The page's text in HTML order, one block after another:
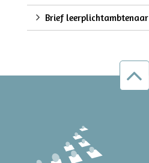
Brief leerplichtambtenaar